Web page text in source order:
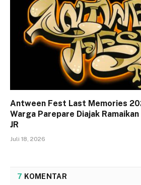
Antween Fest Last Memories
Warga Parepare Diajak
JR
Juli 18, 2026
7 KOMENTAR